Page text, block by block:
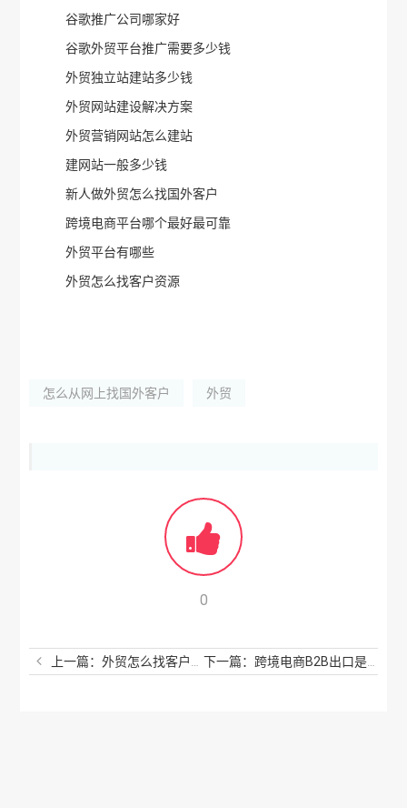
谷歌推广公司哪家好
谷歌外贸平台推广需要多少钱
外贸独立站建站多少钱
外贸网站建设解决方案
外贸营销网站怎么建站
建网站一般多少钱
新人做外贸怎么找国外客户
跨境电商平台哪个最好最可靠
外贸平台有哪些
外贸怎么找客户资源
怎么从网上找国外客户 外贸
0
上一篇：外贸怎么找客户资源？如何找外贸公司接单？